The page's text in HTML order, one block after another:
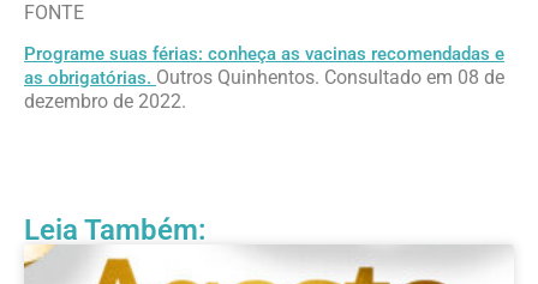
FONTE
Programe suas férias: conheça as vacinas recomendadas e
as obrigatórias. Outros Quinhentos. Consultado em 08 de
dezembro de 2022.
Leia Também: